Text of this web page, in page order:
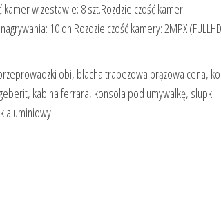
w zestawie: 8 szt.Rozdzielczość kamer:
10 dniRozdzielczość kamery: 2MPX
obi, blacha trapezowa brązowa cena,
kabina ferrara, konsola pod umywalkę, slupki
aluminiowy